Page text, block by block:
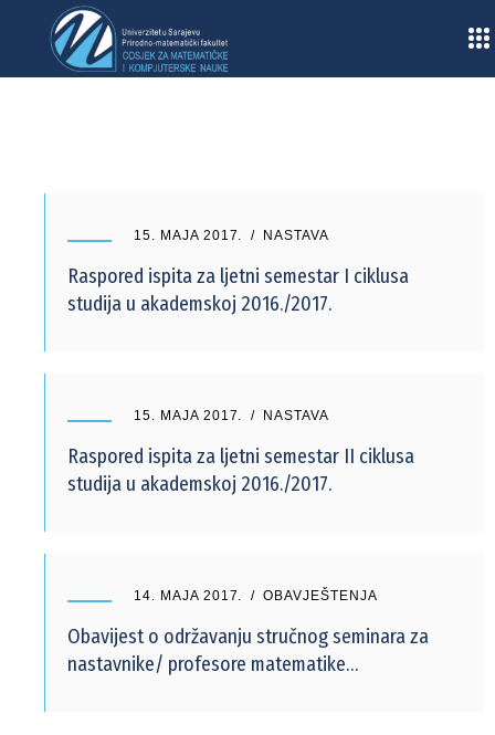
15. MAJA 2017. NASTAVA
Raspored ispita za ljetni semestar I ciklusa
studija u akademskoj 2016./2017.
15. MAJA 2017. NASTAVA
Raspored ispita za ljetni semestar II ciklusa
studija u akademskoj 2016./2017.
14. MAJA 2017. OBAVJEŠTENJA
Obavijest o održavanju stručnog seminara za
nastavnike/ profesore matematike…